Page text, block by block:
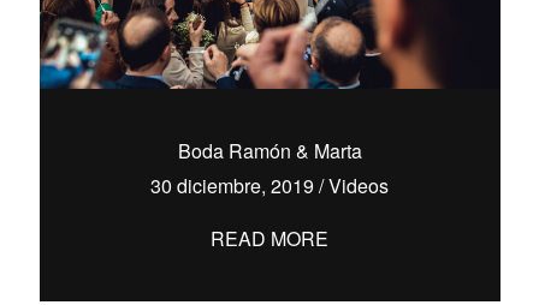
Boda Ramón & Marta
30 diciembre, 2019 /Videos
READ MORE
info@abelmangas.es